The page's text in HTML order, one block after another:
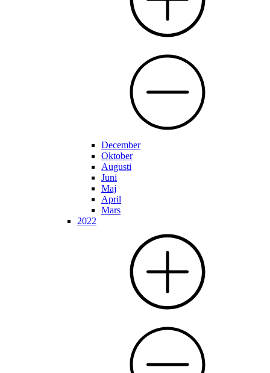
December
Oktober
Augusti
Juni
Maj
April
Mars
2022